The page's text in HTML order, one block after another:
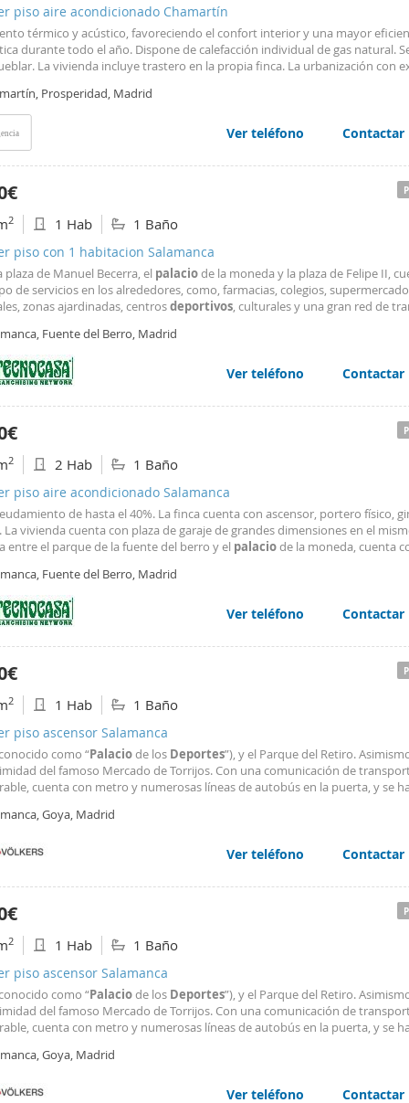
piso aire acondicionado Chamartín
térmico y acústico, favoreciendo el confort interior y una mayor
durante todo el año. Dispone de calefacción individual de gas natural.
La vivienda incluye trastero en la propia finca. La urbanización con
del ocio y eldeportesin
Prosperidad, Madrid
Ver teléfono Contactar
2 1 Hab 1 Baño
piso con 1 habitacion Salamanca
plaza de Manuel Becerra, el palaciode la moneda y la plaza de Felipe II,
de servicios en los alrededores, como, farmacias, colegios,
zonas ajardinadas, centrosdeportivos, culturales y una gran red de
Fuente del Berro, Madrid
Ver teléfono Contactar
2 2 Hab 1 Baño
piso aire acondicionado Salamanca
de hasta el 40%. La finca cuenta con ascensor, portero físico,
La vivienda cuenta con plaza de garaje de grandes dimensiones en el
entre el parque de la fuente del berro y el palaciode la moneda, cuenta
centrosdeportivos, culturales y una gran red de transporte
dispone de un servicio financiero de consulta gratuita para nuestros
Fuente del Berro, Madrid
Ver teléfono Contactar
2 1 Hab 1 Baño
piso ascensor Salamanca
como “Palaciode los Deportes”), y el Parque del Retiro.
del famoso Mercado de Torrijos. Con una comunicación de
cuenta con metro y numerosas líneas de autobús en la puerta, y se
Goya, Madrid
Ver teléfono Contactar
2 1 Hab 1 Baño
piso ascensor Salamanca
como “Palaciode los Deportes”), y el Parque del Retiro.
del famoso Mercado de Torrijos. Con una comunicación de
cuenta con metro y numerosas líneas de autobús en la puerta, y se
Goya, Madrid
Ver teléfono Contactar